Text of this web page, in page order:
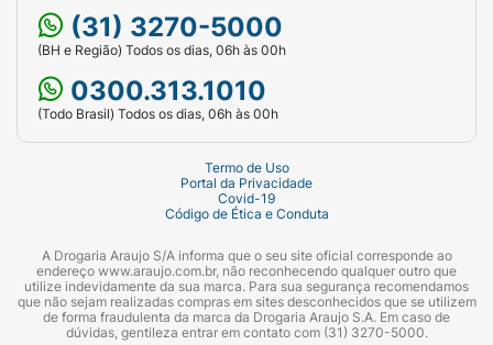
(31) 3270-5000
(BH e Região) Todos os dias, 06h às 00h
0300.313.1010
(Todo Brasil) Todos os dias, 06h às 00h
Termo de Uso
Portal da Privacidade
Covid-19
Código de Ética e Conduta
A Drogaria Araujo S/A informa que o seu site oficial corresponde ao
endereço www.araujo.com.br, não reconhecendo qualquer outro que
utilize indevidamente da sua marca. Para sua segurança recomendamos
que não sejam realizadas compras em sites desconhecidos que se utilizem
de forma fraudulenta da marca da Drogaria Araujo S.A. Em caso de
dúvidas, gentileza entrar em contato com (31) 3270-5000.